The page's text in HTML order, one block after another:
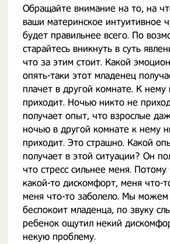
Обращайте внимание на то, на
ваши материнское интуитивное
будет правильнее всего. По
старайтесь вникнуть в суть
что за этим стоит. Какой
опять-таки этот младенец
плачет в другой комнате. К нему
приходит. Ночью никто не
получает опыт, что взрослые
ночью в другой комнате к нему
приходит. Это страшно. Какой
получает в этой ситуации? Он
что стресс сильнее меня.
какой-то дискомфорт, меня что-
меня что-то заболело. Мы можем
беспокоит младенца, по звуку
ребенок ощутил некий
некую проблему.